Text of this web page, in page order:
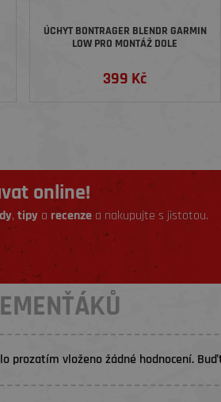
ÚCHYT BONTRAGER BLENDR GARMIN
LOW PRO MONTÁŽ DOLE
399 Kč
online!
, tipy a recenze a nakupujte s jistotou.
prozatím vloženo žádné hodnocení.